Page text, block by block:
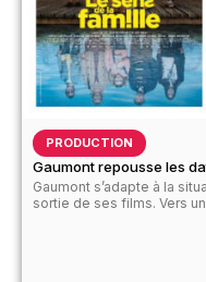
PRODUCTION
Gaumont repousse les
Gaumont s’adapte à la
sortie de ses films. Vers